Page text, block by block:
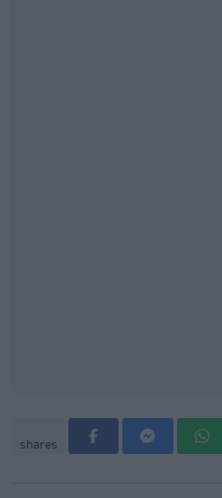
shares